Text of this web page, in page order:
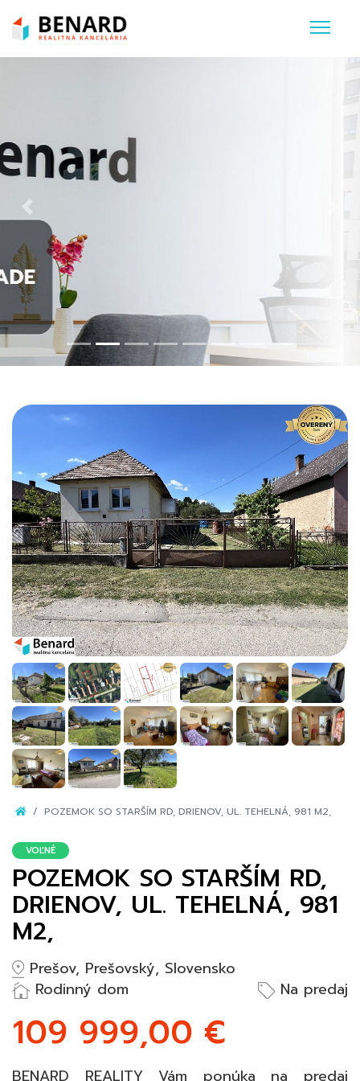
Previous
POZEMOK SO STARŠÍM RD, DRIENOV, UL. TEHELNÁ, 981 M2,
VOĽNÉ
POZEMOK SO STARŠÍM RD,
DRIENOV, UL. TEHELNÁ, 981
M2,
Prešov, Prešovský, Slovensko
Rodinný dom
Na predaj
109 999,00 €
BENARD REALITY Vám ponúka na predaj